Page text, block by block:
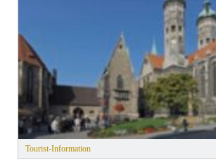
Tourist-Information